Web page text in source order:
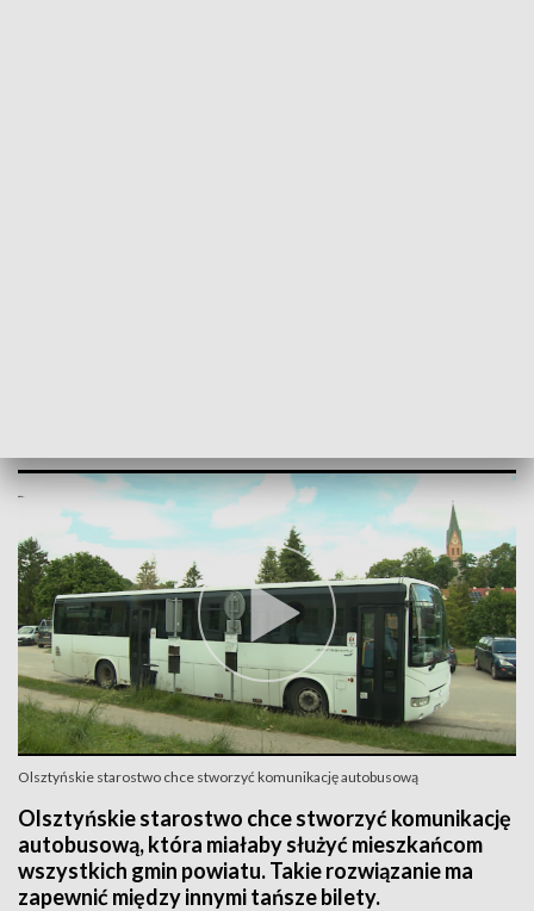
Olsztyńskie starostwo chce stworzyć komunikację autobusową
Olsztyńskie starostwo chce stworzyć komunikację
autobusową, która miałaby służyć mieszkańcom
wszystkich gmin powiatu. Takie rozwiązanie ma
zapewnić między innymi tańsze bilety.